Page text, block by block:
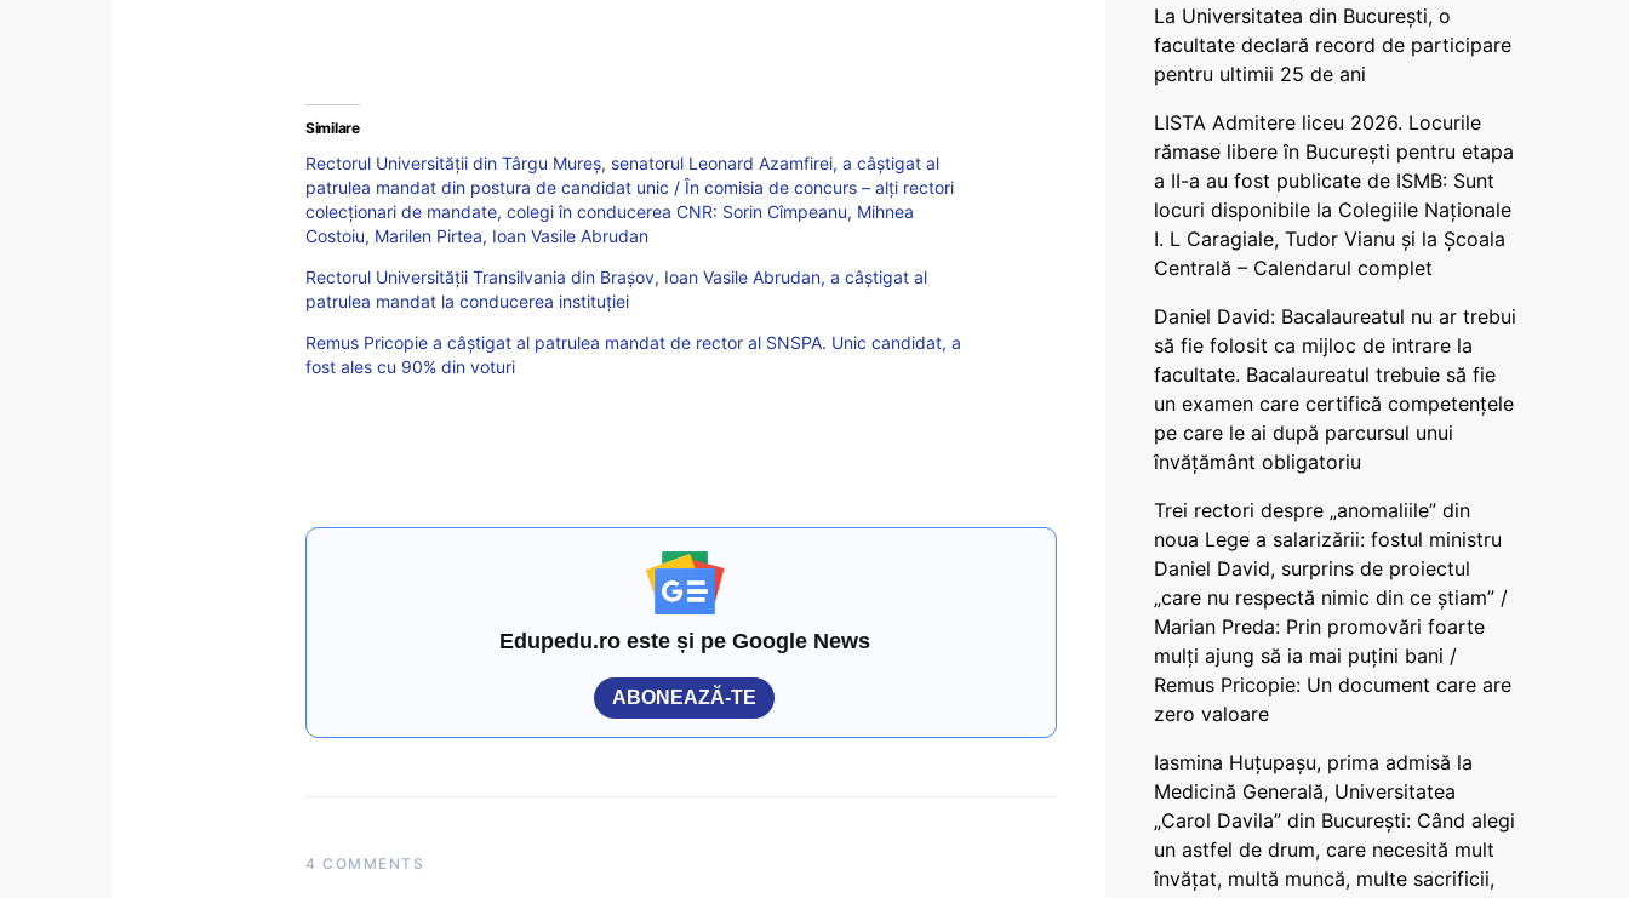
Similare
Rectorul Universității din Târgu Mureș, senatorul Leonard Azamfirei, a câștigat al
patrulea mandat din postura de candidat unic / În comisia de concurs – alți rectori
colecționari de mandate, colegi în conducerea CNR: Sorin Cîmpeanu, Mihnea
Costoiu, Marilen Pirtea, Ioan Vasile Abrudan
Rectorul Universității Transilvania din Brașov, Ioan Vasile Abrudan, a câștigat al
patrulea mandat la conducerea instituției
Remus Pricopie a câștigat al patrulea mandat de rector al SNSPA. Unic candidat, a
fost ales cu 90% din voturi
Edupedu.ro este și pe Google News
ABONEAZĂ-TE
4 COMMENTS
La Universitatea din București, o
facultate declară record de participare
pentru ultimii 25 de ani
LISTA Admitere liceu 2026. Locurile
rămase libere în București pentru etapa
a II-a au fost publicate de ISMB: Sunt
locuri disponibile la Colegiile Naționale
I. L Caragiale, Tudor Vianu și la Școala
Centrală – Calendarul complet
Daniel David: Bacalaureatul nu ar trebui
să fie folosit ca mijloc de intrare la
facultate. Bacalaureatul trebuie să fie
un examen care certifică competențele
pe care le ai după parcursul unui
învățământ obligatoriu
Trei rectori despre „anomaliile” din
noua Lege a salarizării: fostul ministru
Daniel David, surprins de proiectul
„care nu respectă nimic din ce știam” /
Marian Preda: Prin promovări foarte
mulți ajung să ia mai puțini bani /
Remus Pricopie: Un document care are
zero valoare
Iasmina Huțupașu, prima admisă la
Medicină Generală, Universitatea
„Carol Davila” din București: Când alegi
un astfel de drum, care necesită mult
învățat, multă muncă, multe sacrificii,